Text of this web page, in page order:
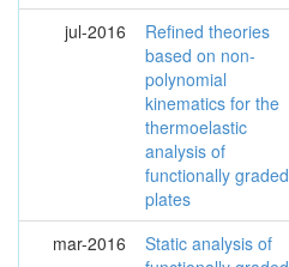
jul-2016
Refined theories
based on non-
polynomial
kinematics for the
thermoelastic
analysis of
functionally graded
plates
mar-2016
Static analysis of